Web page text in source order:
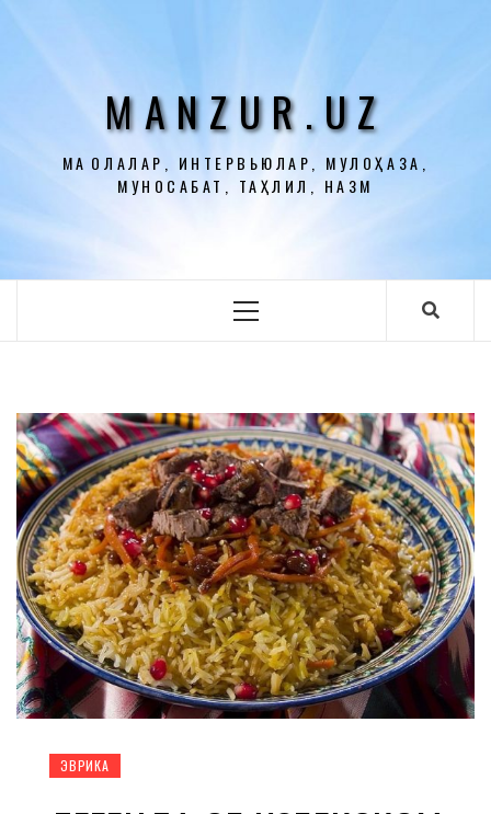
MANZUR.UZ
МАҚОЛАЛАР, ИНТЕРВЬЮЛАР, МУЛОҲАЗА,
МУНОСАБАТ, ТАҲЛИЛ, НАЗМ
меню
ЭВРИКА